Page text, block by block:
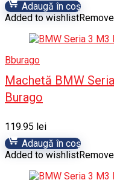
Adaugă în coș
Added to wishlist
Bburago
Machetă BMW
Burago
119.95 lei
Adaugă în coș
Added to wishlist